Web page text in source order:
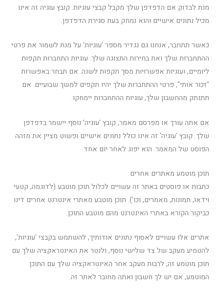
מנת לבדוק אם הדפדפן שלך מקבל קבצי עוגיות. קובץ עוגיה זה אינו
מכיל נתונים אישיים והוא נמחק בעת סגירת הדפדפן.
כאשר תתחבר, אנחנו גם נגדיר מספר 'עוגיות' על מנת לשמור את פרטי
ההתחברות שלך ואת בחירות התצוגה שלך. עוגיות התחברות תקפות
ליומיים, ועוגיות אפשרויות מסך תקפות לשנה. אם תבחר באפשרות
"זכור אותי", פרטי ההתחברות שלך יהיו תקפים למשך שבועיים. אם
תתנתק מהחשבון שלך, עוגיות ההתחברות יימחקו.
אם אתה עורך או מפרסם מאמר, קובץ 'עוגיה' נוסף יישמר בדפדפן
שלך. קובץ 'עוגיה' זה אינו כולל נתונים אישיים ופשוט מציין את מזהה
הפוסט של המאמר. הוא יפוג לאחר יום אחד.
תוכן מוטמע מאתרים אחרים
כתבות או פוסטים באתר זה עשויים לכלול תוכן מוטבע (לדוגמה, קטעי
וידאו, תמונות, מאמרים, וכו'). תוכן מוטבע מאתרי אינטרנט אחרים דינו
כביקור הקורא באתרי האינטרנט מהם מוטבע התוכן.
אתרים אלו עשויים לאסוף נתונים אודותיך, להשתמש בקבצי 'עוגיות',
להטמיע מעקב של צד שלישי נוסף, ולנטר את האינטראקציה שלך עם
תוכן מוטמע זה, לרבות מעקב אחר האינטראקציה שלך עם התוכן
המוטמע, אם יש לך חשבון ואתה מחובר לאתר זה.